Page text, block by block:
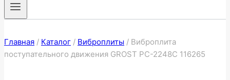
Главная / Каталог / Виброплиты / Виброплита
поступательного движения GROST PC-2248C 116265